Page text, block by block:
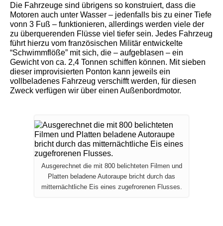
Die Fahrzeuge sind übrigens so konstruiert, dass die
Motoren auch unter Wasser – jedenfalls bis zu einer Tiefe
vonn 3 Fuß – funktionieren, allerdings werden viele der
zu überquerenden Flüsse viel tiefer sein. Jedes Fahrzeug
führt hierzu vom französischen Militär entwickelte
“Schwimmflöße” mit sich, die – aufgeblasen – ein
Gewicht von ca. 2,4 Tonnen schiffen können. Mit sieben
dieser improvisierten Ponton kann jeweils ein
vollbeladenes Fahrzeug verschifft werden, für diesen
Zweck verfügen wir über einen Außenbordmotor.
Ausgerechnet die mit 800 belichteten Filmen und
Platten beladene Autoraupe bricht durch das
mitternächtliche Eis eines zugefrorenen Flusses.